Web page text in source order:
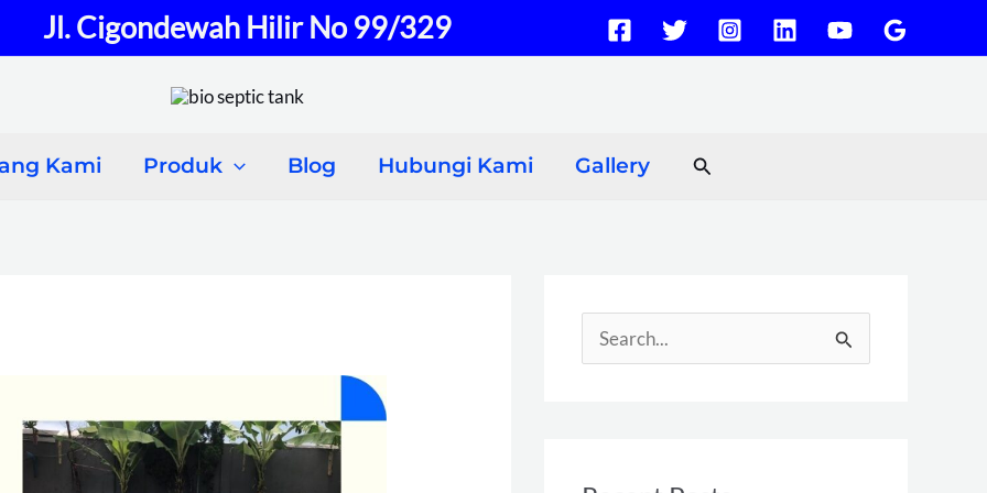
Jl. Cigondewah Hilir No 99/329
Kami Produk Blog Hubungi Kami Gallery Search